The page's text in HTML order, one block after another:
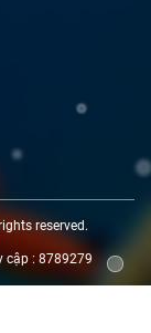
reserved.
cập : 8789279